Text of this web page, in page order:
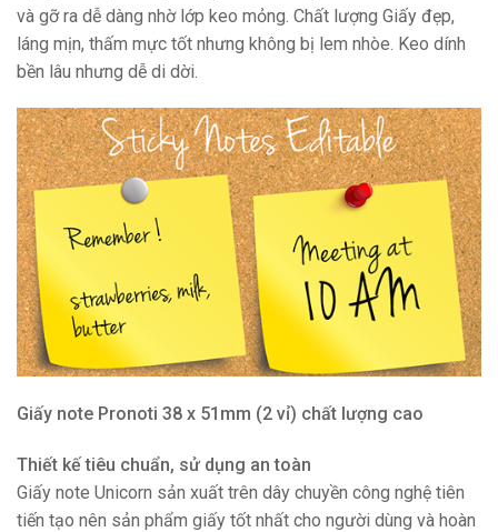
và gỡ ra dễ dàng nhờ lớp keo mỏng. Chất lượng Giấy đẹp,
láng mịn, thấm mực tốt nhưng không bị lem nhòe. Keo dính
bền lâu nhưng dễ di dời.
Giấy note Pronoti 38 x 51mm (2 vỉ) chất lượng cao
Thiết kế tiêu chuẩn, sử dụng an toàn
Giấy note Unicorn sản xuất trên dây chuyền công nghệ tiên
tiến tạo nên sản phẩm giấy tốt nhất cho người dùng và hoàn